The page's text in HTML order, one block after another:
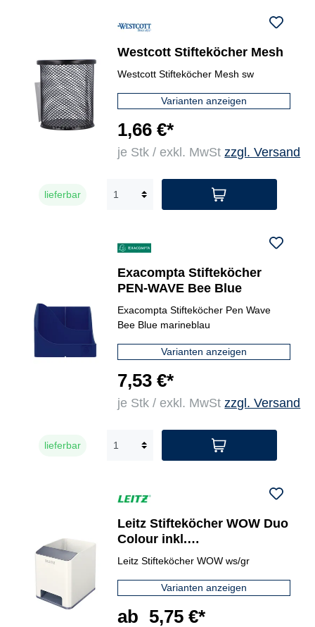
Westcott Stifteköcher Mesh
Westcott Stifteköcher Mesh sw
Varianten anzeigen
1,66 €*
je Stk / exkl. MwStzzgl. Versand
lieferbar
Exacompta Stifteköcher
PEN-WAVE Bee Blue
Exacompta Stifteköcher Pen Wave
Bee Blue marineblau
Varianten anzeigen
7,53 €*
je Stk / exkl. MwStzzgl. Versand
lieferbar
Leitz Stifteköcher WOW Duo
Colour inkl.
Soundverstärkungsfunktion
Leitz Stifteköcher WOW ws/gr
Varianten anzeigen
ab 5,75 €*